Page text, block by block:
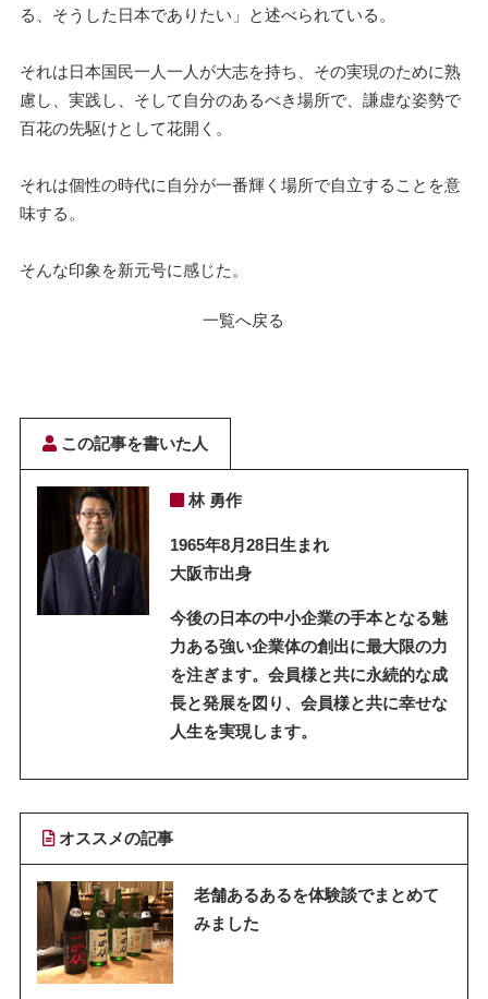
る、そうした日本でありたい」と述べられている。
それは日本国民一人一人が大志を持ち、その実現のために熟
慮し、実践し、 そして自分のあるべき場所で、謙虚な姿勢で
百花の先駆けとして花開く。
それは個性の時代に自分が一番輝く場所で自立することを意
味する。
そんな印象を新元号に感じた。
一覧へ戻る
この記事を書いた人
林 勇作
1965年8月28日生まれ
大阪市出身
今後の日本の中小企業の手本となる魅
力ある強い企業体の創出に最大限の力
を注ぎます。会員様と共に永続的な成
長と発展を図り、会員様と共に幸せな
人生を実現します。
オススメの記事
老舗あるあるを体験談でまとめて
みました